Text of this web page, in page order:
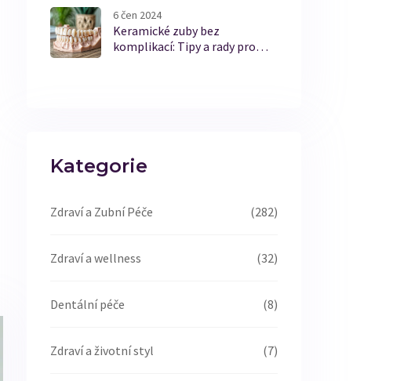
6 čen 2024
Keramické zuby bez
komplikací: Tipy a rady pro
Kategorie
Zdraví a Zubní Péče (282)
Zdraví a wellness (32)
Dentální péče (8)
Zdraví a životní styl (7)